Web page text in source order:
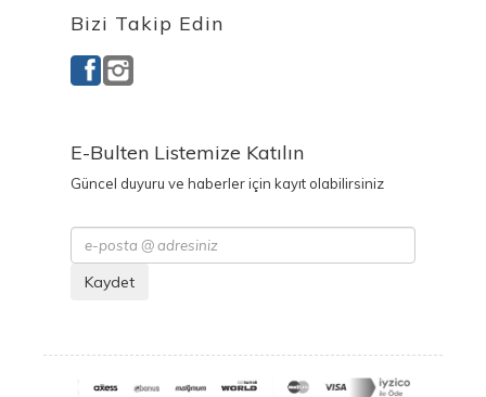
Bizi Takip Edin
E-Bulten Listemize Katılın
Güncel duyuru ve haberler için kayıt olabilirsiniz
Kaydet